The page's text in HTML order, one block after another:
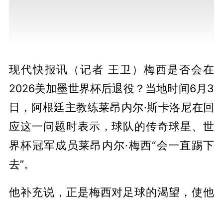
现代快报讯（记者 王卫）梅西是否会在
2026美加墨世界杯后退役？当地时间6月3
日，阿根廷主教练莱昂内尔·斯卡洛尼在回
应这一问题时表示，球队的传奇球星、世
界杯冠军成员莱昂内尔·梅西“会一直踢下
去”。
他补充说，正是梅西对足球的渴望，使他